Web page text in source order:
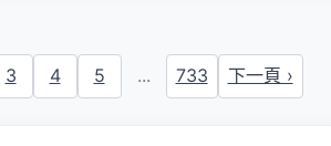
3 4 5 ... 733 下一頁 ›